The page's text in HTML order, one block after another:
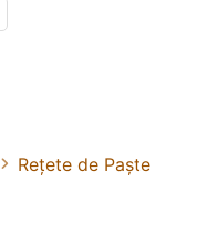
Rețete de Paște